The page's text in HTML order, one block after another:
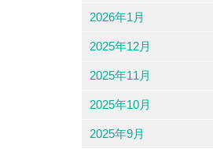
2026年1月
2025年12月
2025年11月
2025年10月
2025年9月